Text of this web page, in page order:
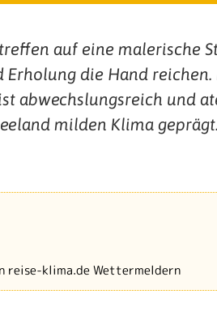
auf eine malerische
die Hand reichen.
abwechslungsreich und
milden Klima
reise-klima.de Wettermeldern